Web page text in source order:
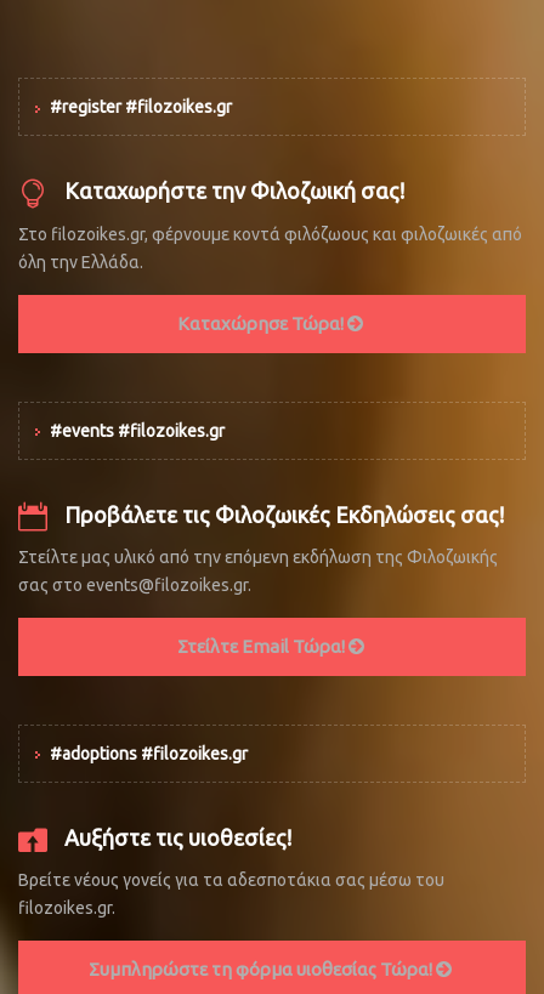
#register #filozoikes.gr
Καταχωρήστε την Φιλοζωική σας!
Στο filozoikes.gr, φέρνουμε κοντά φιλόζωους και φιλοζωικές από
όλη την Ελλάδα.
Καταχώρησε Τώρα!
#events #filozoikes.gr
Προβάλετε τις Φιλοζωικές Εκδηλώσεις σας!
Στείλτε μας υλικό από την επόμενη εκδήλωση της Φιλοζωικής
σας στο events@filozoikes.gr.
Στείλτε Email Τώρα!
#adoptions #filozoikes.gr
Αυξήστε τις υιοθεσίες!
Βρείτε νέους γονείς για τα αδεσποτάκια σας μέσω του
filozoikes.gr.
Συμπληρώστε τη φόρμα υιοθεσίας Τώρα!